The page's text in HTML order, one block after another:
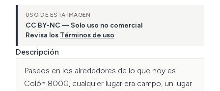
USO DE ESTA IMAGEN
CC BY-NC — Solo uso no comercial
Revisa los Términos de uso
Descripción
Paseos en los alrededores de lo que hoy es
Colón 8000, cualquier lugar era campo, un lugar